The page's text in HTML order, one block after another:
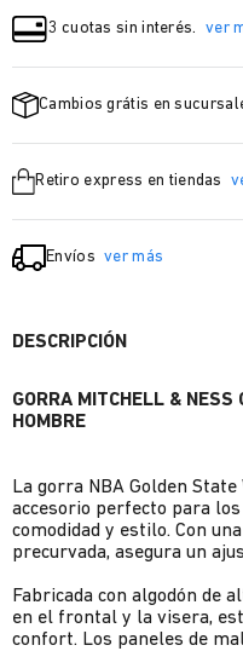
3 cuotas sin interés. ver
Cambios grátis en
Retiro express en tiendas
Envíos ver más
DESCRIPCIÓN
GORRA MITCHELL & NESS
HOMBRE
La gorra NBA Golden
accesorio perfecto para
comodidad y estilo. Con
precurvada, asegura un
Fabricada con algodón de
en el frontal y la visera,
confort. Los paneles de